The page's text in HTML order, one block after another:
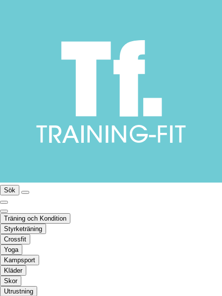
Sök
Träning och Kondition
Styrketräning
Crossfit
Yoga
Kampsport
Kläder
Skor
Utrustning